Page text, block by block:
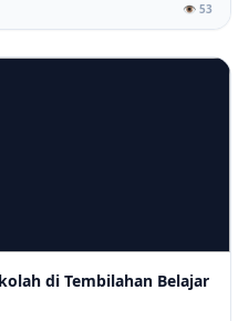
👁️ 53
di Tembilahan Belajar